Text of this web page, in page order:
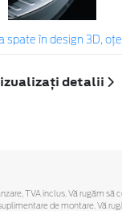
spate în design 3D,
detalii
TVA inclus. Vă rugăm să
de montare. Vă